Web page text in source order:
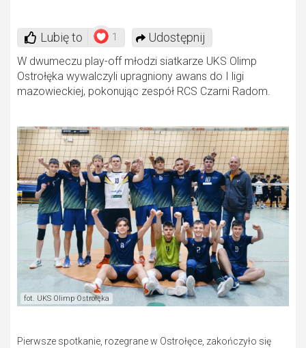
Lubię to 1 Udostępnij
W dwumeczu play-off młodzi siatkarze UKS Olimp
Ostrołęka wywalczyli upragniony awans do I ligi
mazowieckiej, pokonując zespół RCS Czarni Radom.
fot. UKS Olimp Ostrołęka
Pierwsze spotkanie, rozegrane w Ostrołęce, zakończyło się